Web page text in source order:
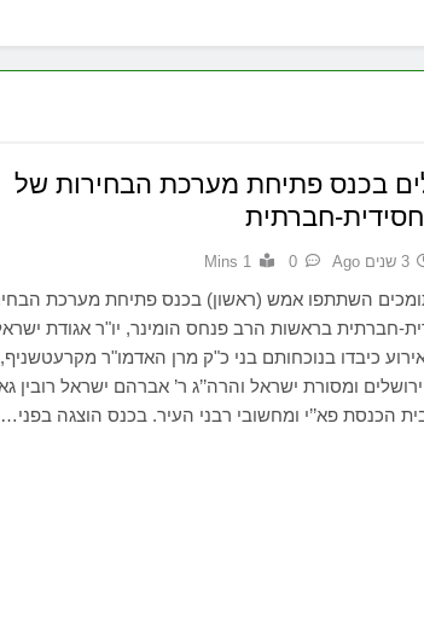
בכנס פתיחת מערכת הבחירות של
חברתית
3 שנים Ago 0
1 Mins
השתתפו אמש (ראשון) בכנס פתיחת מערכת
חברתית בראשות הרב פנחס הומינר, יו"ר אגודת
כיבדו בנוכחותם בני כ"ק מרן האדמו"ר
ומסורת ישראל והרה’’ג ר’ אברהם ישראל רובין
בית הכנסת פא’’י ומחשובי רבני העיר. בכנס הוצגה בפני…